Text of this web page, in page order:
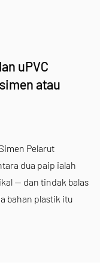
R&D. Kami
melalui
dan
diimport.
arah
saluran
China"
seluruh
uPVC
atau
Pelarut
dua paip ialah
— dan tindak balas
bahan plastik itu